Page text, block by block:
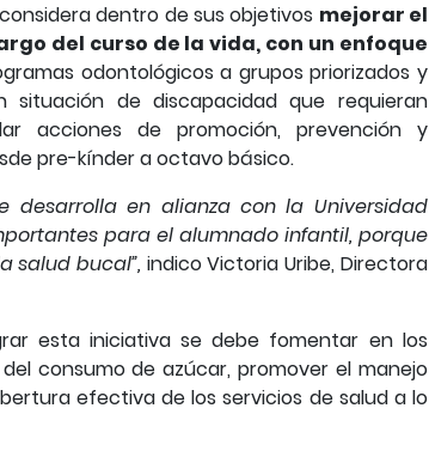
considera dentro de sus objetivos mejorar el
del curso de la vida, con un enfoque
odontológicos a grupos priorizados y
situación de discapacidad que requieran
acciones de promoción, prevención y
pre-kínder a octavo básico.
desarrolla en alianza con la Universidad
para el alumnado infantil, porque
salud bucal”, indico Victoria Uribe, Directora
esta iniciativa se debe fomentar en los
consumo de azúcar, promover el manejo
efectiva de los servicios de salud a lo